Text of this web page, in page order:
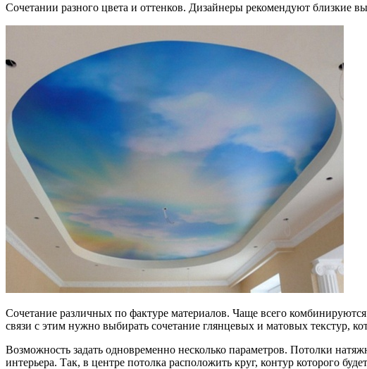
Сочетании разного цвета и оттенков. Дизайнеры рекомендуют близкие
Сочетание различных по фактуре материалов. Чаще всего
связи с этим нужно выбирать сочетание глянцевых и матовых текстур,
Возможность задать одновременно несколько параметров. Потолки
интерьера. Так, в центре потолка расположить круг, контур которого